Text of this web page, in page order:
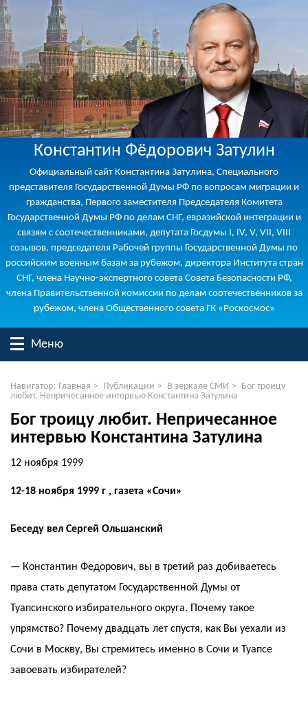
Константин Фёдорович Затулин
Официальный сайт Константина Затулина, Специального
представителя Государственной Думы РФ по вопросам миграции и
гражданства, Первого заместителя Председателя Комитета
Государственной Думы РФ по делам СНГ, евразийской интеграции и
связям с соотечественниками, депутата Госдумы I, IV, V, VII, VIII
созывов, председателя Рабочей группы Государственной Думы по
российским военным базам за рубежом, директора Института стран
СНГ, члена Научно-экспертного совета Совета Безопасности РФ,
члена Правительственной комиссии по делам соотечественников за
рубежом, члена Общественного совета ГК «Роскосмос»
Меню
Навигатор: Главная > Публикации > В зеркале СМИ > Бог троицу
любит. Непричесанное интервью Константина Затулина
Бог троицу любит. Непричесанное
интервью Константина Затулина
12 ноября 1999
12-18 ноября 1999 г , газета «Сочи»
Беседу вел Сергей Ольшанский
— Константин Федорович, вы в третий раз добиваетесь
права стать депутатом Государственной Думы от
Туапсинского избирательного округа. Почему такое
упрямство? Почему двадцать лет спустя, как Вы уехали из
Сочи в Москву, Вы стремитесь именно в Сочи и Туапсе
завоевать избирателей?